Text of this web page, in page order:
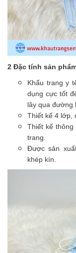
2 Đặc tính sản
Khẩu trang y
dụng cực tốt
lây qua đường
Thiết kế 4 lớp,
Thiết kế
trang.
Được sản
khép kín.